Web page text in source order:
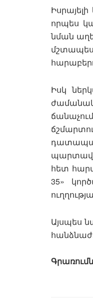
որպես
նման
Իսկ
հետ
35»
Այսպես